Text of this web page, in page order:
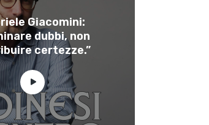
Giacomini:
dubbi, non
certezze.”